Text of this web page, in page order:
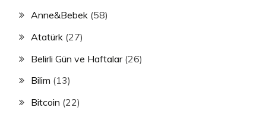
Anne&Bebek (58)
Atatürk (27)
Belirli Gün ve Haftalar(26)
Bilim (13)
Bitcoin (22)